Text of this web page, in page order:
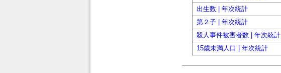
出生数 | 年次統計
第２子 | 年次統計
殺人事件被害者数 | 年次統計
15歳未満人口 | 年次統計